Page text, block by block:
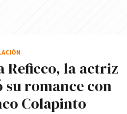
Reficco, la actriz
romance con
Colapinto